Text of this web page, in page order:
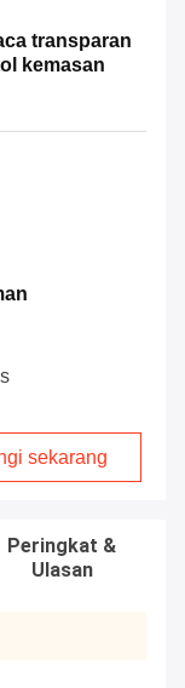
transparan
kemasan
sekarang
Peringkat &
Ulasan